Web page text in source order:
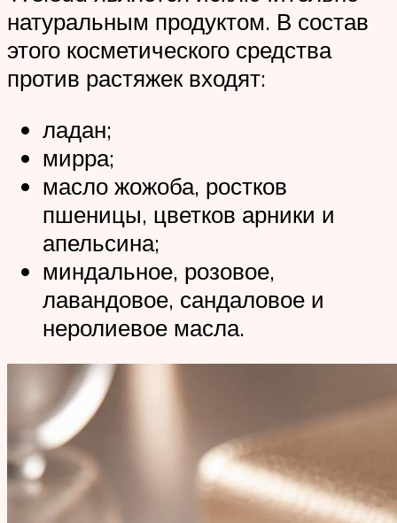
натуральным продуктом. В состав
этого косметического средства
против растяжек входят:
ладан;
мирра;
масло жожоба, ростков
пшеницы, цветков арники и
апельсина;
миндальное, розовое,
лавандовое, сандаловое и
неролиевое масла.